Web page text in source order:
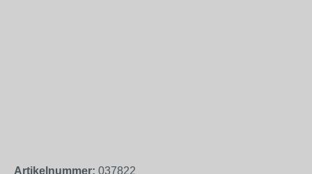
Artikelnummer: 037822